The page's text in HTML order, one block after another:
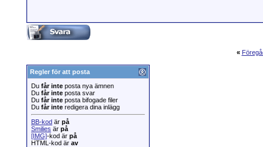
«
Regler för att posta
Du får inte posta nya ämnen
Du får inte posta svar
Du får inte posta bifogade filer
Du får inte redigera dina inlägg
BB-kod är på
Smilies är på
[IMG]-kod är på
HTML-kod är av